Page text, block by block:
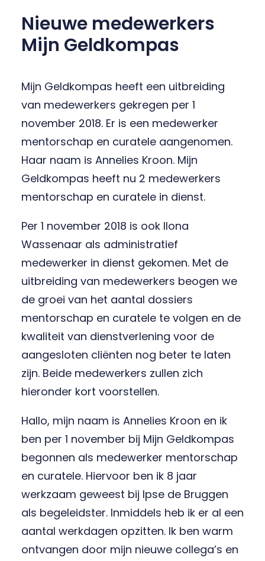
Nieuwe medewerkers
Mijn Geldkompas
Mijn Geldkompas heeft een uitbreiding
van medewerkers gekregen per 1
november 2018. Er is een medewerker
mentorschap en curatele aangenomen.
Haar naam is Annelies Kroon. Mijn
Geldkompas heeft nu 2 medewerkers
mentorschap en curatele in dienst.
Per 1 november 2018 is ook Ilona
Wassenaar als administratief
medewerker in dienst gekomen. Met de
uitbreiding van medewerkers beogen we
de groei van het aantal dossiers
mentorschap en curatele te volgen en de
kwaliteit van dienstverlening voor de
aangesloten cliënten nog beter te laten
zijn. Beide medewerkers zullen zich
hieronder kort voorstellen.
Hallo, mijn naam is Annelies Kroon en ik
ben per 1 november bij Mijn Geldkompas
begonnen als medewerker mentorschap
en curatele. Hiervoor ben ik 8 jaar
werkzaam geweest bij Ipse de Bruggen
als begeleidster. Inmiddels heb ik er al een
aantal werkdagen opzitten. Ik ben warm
ontvangen door mijn nieuwe collega’s en